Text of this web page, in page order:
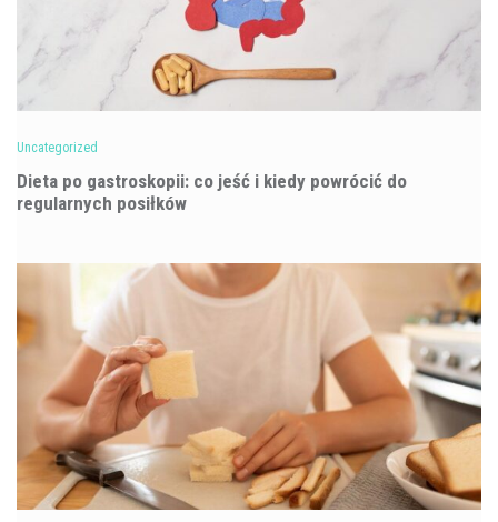
Uncategorized
Dieta po gastroskopii: co jeść i kiedy powrócić do
regularnych posiłków